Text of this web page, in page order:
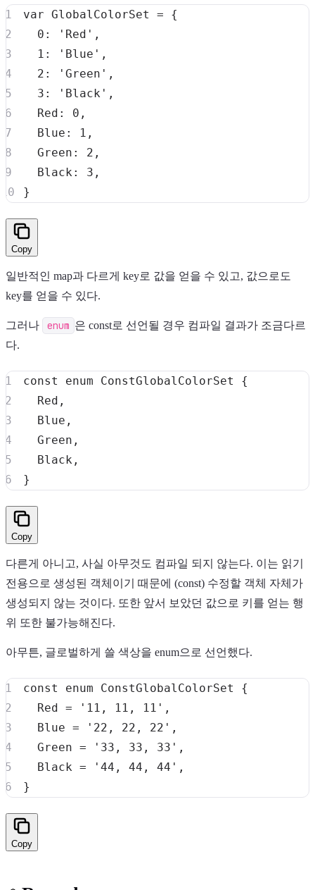
var GlobalColorSet =
{
0 : 'Red' ,
1 : 'Blue' ,
2 : 'Green' ,
3 : 'Black' ,
Red : 0 ,
Blue : 1 ,
Green : 2 ,
Black : 3 ,
}
Copy
일반적인 map과 다르게 key로 값을 얻을 수 있고, 값으로도
key를 얻을 수 있다.
그러나 enum 은 const로 선언될 경우 컴파일 결과가 조금다르
다.
const enum ConstGlobalColorSet {
  Red
,
  Blue
,
  Green
,
  Black
,
}
Copy
다른게 아니고, 사실 아무것도 컴파일 되지 않는다. 이는 읽기
전용으로 생성된 객체이기 때문에 (const) 수정할 객체 자체가
생성되지 않는 것이다. 또한 앞서 보았던 값으로 키를 얻는 행
위 또한 불가능해진다.
아무튼, 글로벌하게 쓸 색상을 enum으로 선언했다.
const enum ConstGlobalColorSet {
  Red
= '11, 11, 11' ,
  Blue
= '22, 22, 22' ,
  Green
= '33, 33, 33' ,
  Black
= '44, 44, 44' ,
}
Copy